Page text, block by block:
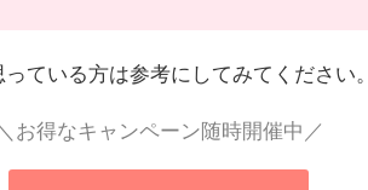
ている方は参考にしてみてください。
お得なキャンペーン随時開催中／